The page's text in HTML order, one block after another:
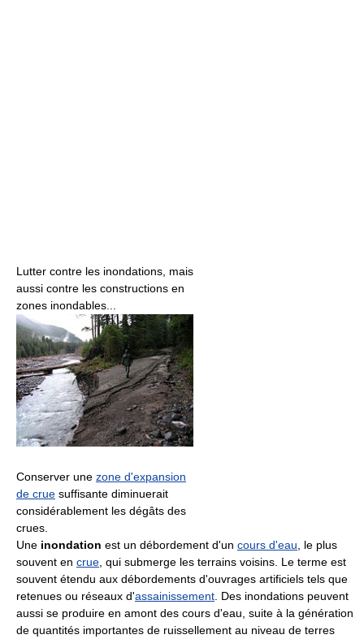
Lutter contre les inondations, mais
aussi contre les constructions en
zones inondables...
Conserver une zone d'expansion
de crue suffisante diminuerait
considérablement les dégâts des
crues.
Une inondation est un débordement d'un cours d'eau , le plus
souvent en crue , qui submerge les terrains voisins. Le terme est
souvent étendu aux débordements d'ouvrages artificiels tels que
retenues ou réseaux d'assainissement . Des inondations peuvent
aussi se produire en amont des cours d'eau, suite à la génération
de quantités importantes de ruissellement au niveau de terres